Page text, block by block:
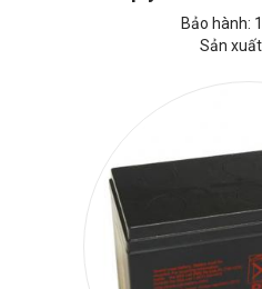
Bảo hành:
Sản